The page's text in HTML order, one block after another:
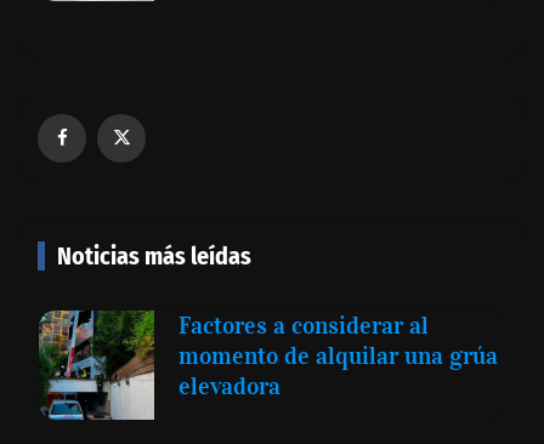
Noticias más leídas
Factores a considerar al
momento de alquilar una grúa
elevadora